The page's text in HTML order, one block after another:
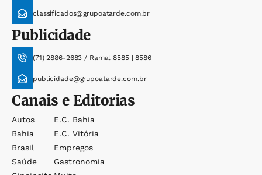
classificados@grupoatarde.com.br
Publicidade
(71) 2886-2683 / Ramal 8585 | 8586
publicidade@grupoatarde.com.br
Canais e Editorias
Autos
Bahia
Brasil
Saúde
E.c. Bahia
E.c. Vitória
Empregos
Gastronomia